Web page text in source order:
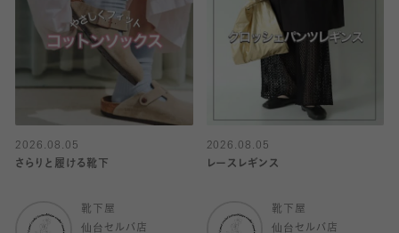
2026.08.05
さらりと履ける靴下
靴下屋
仙台セルバ店
2026.08.05
レースレギンス
靴下屋
仙台セルバ店